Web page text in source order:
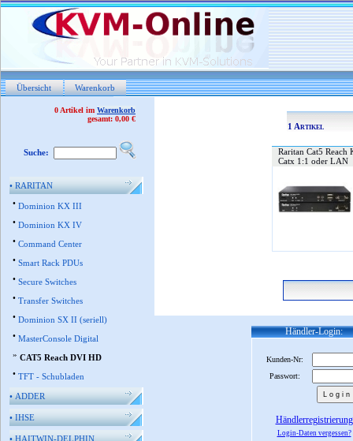
Übersicht Warenkorb
0 Artikel im Warenkorb
gesamt: 0,00 €
Suche:
•RARITAN
• Dominion KX III
• Dominion KX IV
• Command Center
• Smart Rack PDUs
• Secure Switches
• Transfer Switches
• Dominion SX II (seriell)
• MasterConsole Digital
» CAT5 Reach DVI HD
• TFT - Schubladen
•ADDER
•IHSE
•HAITWIN-DELPHIN
1 Artikel
Raritan Cat5
Catx 1:1 oder LAN
Händler-Login:
Kunden-Nr:
Passwort:
Händlerregistrierung
Login-Daten vergessen?